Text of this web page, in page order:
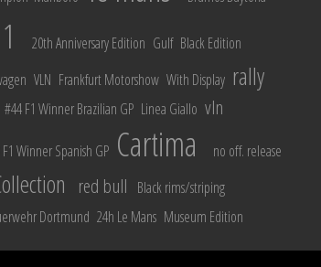
20th Anniversary Edition Gulf Black Edition
VLN Frankfurt Motorshow With Display rally
#44 F1 Winner Brazilian GP Linea Giallo vln
Winner Spanish GP Cartima no off. release
red bull Black rims/striping
Dortmund 24h Le Mans Museum Edition